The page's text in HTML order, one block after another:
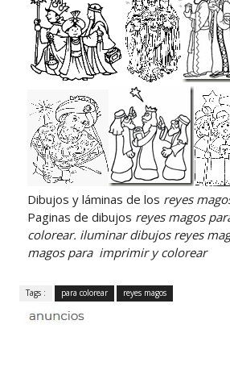
Dibujos y láminas de los reyes
Paginas de dibujos reyes magos
colorear. iluminar dibujos reyes
magos paraimprimir ycolorear
Tags : para colorear reyes magos